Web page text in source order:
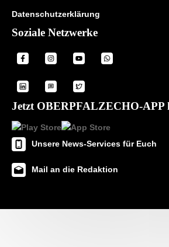
Datenschutzerklärung
Soziale Netzwerke
Jetzt OBERPFALZECHO-APP
Unsere News-Services für Euch
Mail an die Redaktion